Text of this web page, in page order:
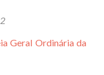
Geral Ordinária da